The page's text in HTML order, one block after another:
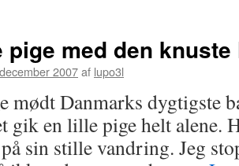
pige med den
2007af lupo3l
mødt Danmarks dygtigste
gik en lille pige helt alene.
sin stille vandring. Jeg